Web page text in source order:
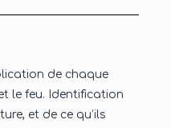
de chaque
le feu. Identification
et de ce qu’ils